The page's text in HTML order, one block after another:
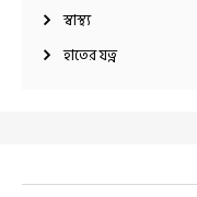
স্বাস্থ্য
হাতের যত্ন